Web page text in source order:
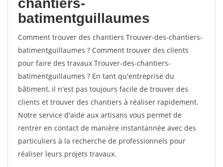
chantiers-
batimentguillaumes
Comment trouver des chantiers Trouver-des-chantiers-
batimentguillaumes ? Comment trouver des clients
pour faire des travaux Trouver-des-chantiers-
batimentguillaumes ? En tant qu'entreprise du
bâtiment, il n'est pas toujours facile de trouver des
clients et trouver des chantiers à réaliser rapidement.
Notre service d'aide aux artisans vous permet de
rentrer en contact de manière instantannée avec des
particuliers à la recherche de professionnels pour
réaliser leurs projets travaux.